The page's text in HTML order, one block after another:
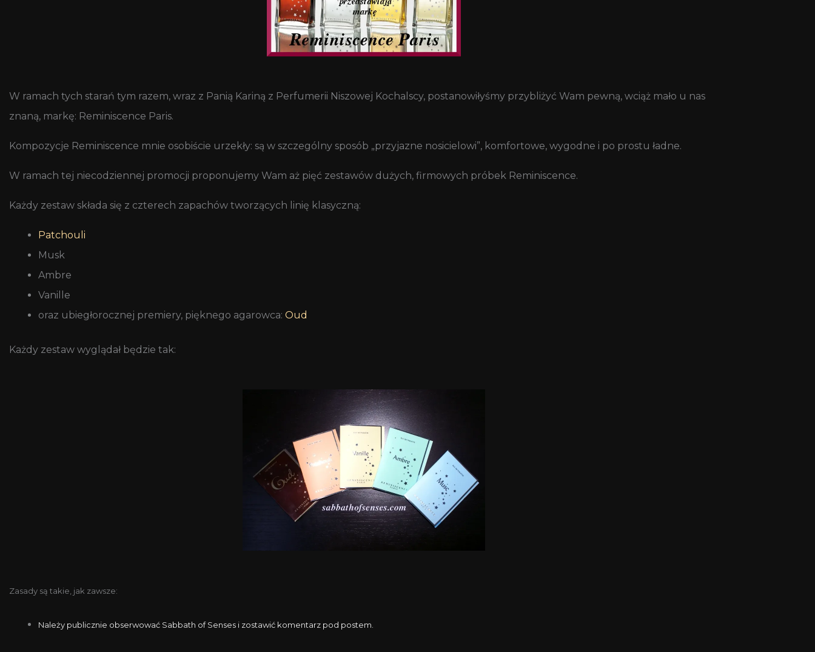
W ramach tych starań tym razem, wraz z Panią Kariną z Perfumerii Niszowej Kochalscy, postanowiłyśmy przybliżyć Wam pewną, wciąż mało u nas
znaną, markę: Reminiscence Paris.
Kompozycje Reminiscence mnie osobiście urzekły: są w szczególny sposób „przyjazne nosicielowi”, komfortowe, wygodne i po prostu ładne.
W ramach tej niecodziennej promocji proponujemy Wam aż pięć zestawów dużych, firmowych próbek Reminiscence.
Każdy zestaw składa się z czterech zapachów tworzących linię klasyczną:
Patchouli
Musk
Ambre
Vanille
oraz ubiegłorocznej premiery, pięknego agarowca: Oud
Każdy zestaw wyglądał będzie tak:
Zasady są takie, jak zawsze:
Należy publicznie obserwować Sabbath of Senses i zostawić komentarz pod postem.